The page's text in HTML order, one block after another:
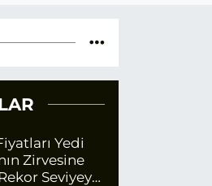
Yedi
Zirvesine
Rekor Seviyeye